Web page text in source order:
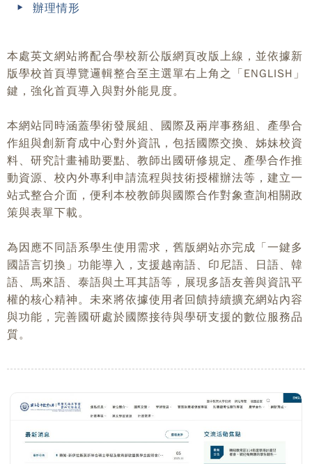
辦理情形
本處英文網站將配合學校新公版網頁改版上線，並依據新
版學校首頁導覽邏輯整合至主選單右上角之「ENGLISH」
鍵，強化首頁導入與對外能見度。
本網站同時涵蓋學術發展組、國際及兩岸事務組、產學合
作組與創新育成中心對外資訊，包括國際交換、姊妹校資
料、研究計畫補助要點、教師出國研修規定、產學合作推
動資源、校內外專利申請流程與技術授權辦法等，建立一
站式整合介面，便利本校教師與國際合作對象查詢相關政
策與表單下載。
為因應不同語系學生使用需求，舊版網站亦完成「一鍵多
國語言切換」功能導入，支援越南語、印尼語、日語、韓
語、馬來語、泰語與土耳其語等，展現多語友善與資訊平
權的核心精神。未來將依據使用者回饋持續擴充網站內容
與功能，完善國研處於國際接待與學研支援的數位服務品
質。